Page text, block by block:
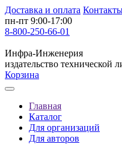
Доставка и оплата
пн-пт 9:00-17:00
8-800-250-66-01
Инфра-Инженерия
издательство технической
Корзина
Главная
Каталог
Для организаций
Для авторов